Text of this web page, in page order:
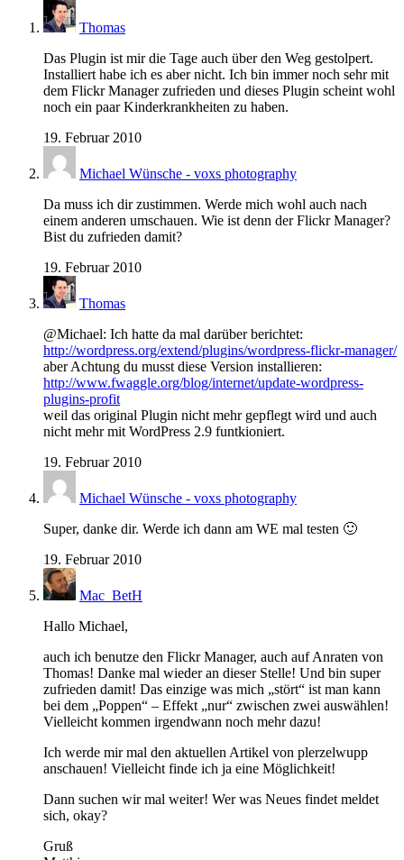
Thomas
Das Plugin ist mir die Tage auch über den Weg gestolpert.
Installiert habe ich es aber nicht. Ich bin immer noch sehr mit
dem Flickr Manager zufrieden und dieses Plugin scheint wohl
noch ein paar Kinderkrankheiten zu haben.
19. Februar 2010
Michael Wünsche - voxs photography
Da muss ich dir zustimmen. Werde mich wohl auch nach
einem anderen umschauen. Wie ist denn der Flickr Manager?
Bist du zufrieden damit?
19. Februar 2010
Thomas
@Michael: Ich hatte da mal darüber berichtet:
http://wordpress.org/extend/plugins/wordpress-flickr-manager/
aber Achtung du musst diese Version installieren:
http://www.fwaggle.org/blog/internet/update-wordpress-
plugins-profit
weil das original Plugin nicht mehr gepflegt wird und auch
nicht mehr mit WordPress 2.9 funtkioniert.
19. Februar 2010
Michael Wünsche - voxs photography
Super, danke dir. Werde ich dann am WE mal testen 🙂
19. Februar 2010
Mac_BetH
Hallo Michael,
auch ich benutze den Flickr Manager, auch auf Anraten von
Thomas! Danke mal wieder an dieser Stelle! Und bin super
zufrieden damit! Das einzige was mich „stört“ ist man kann
bei dem „Poppen“ – Effekt „nur“ zwischen zwei auswählen!
Vielleicht kommen irgendwann noch mehr dazu!
Ich werde mir mal den aktuellen Artikel von plerzelwupp
anschauen! Vielleicht finde ich ja eine Möglichkeit!
Dann suchen wir mal weiter! Wer was Neues findet meldet
sich, okay?
Gruß